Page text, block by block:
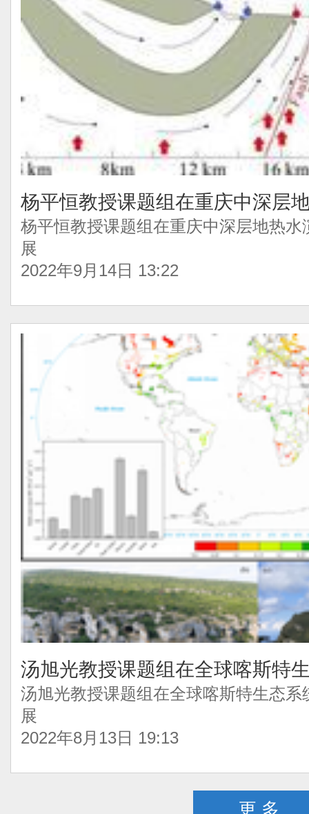
杨平恒教授课题组在重庆中深层
杨平恒教授课题组在重庆中深层地热
展
2022年9月14日 13:22
汤旭光教授课题组在全球喀斯特
汤旭光教授课题组在全球喀斯特生态
展
2022年8月13日 19:13
更 多